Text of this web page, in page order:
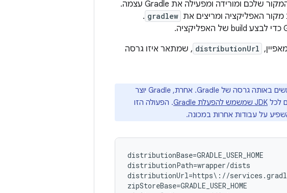
) הוא אפליקציה קטנה שכלולה בקוד המקור שלכם ומורידה ומפעילה את Gradle עצמה.
gradlew
.
distributionUrl , שמתאר איזו גרסה
אם עובדים בו-זמנית על כמה פרויקטים, כדאי לוודא שכולם משתמשים באותה גרסה של Gradle. אחרת, Gradle יוצר
JDK שמשמש להפעלת Gradle
. הפעולה הזו
על עבודות אחרות במכונה.
distributionBase=GRADLE_USER_HOME
distributionPath=wrapper/dists
distributionUrl=https\://
zipStoreBase=GRADLE_USER_HOME